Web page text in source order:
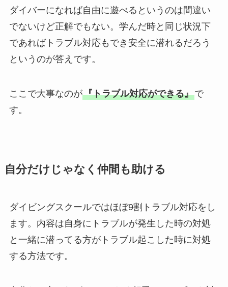
ダイバーになれば自由に遊べるというのは間違い
でないけど正解でもない。学んだ時と同じ状況下
であればトラブル対応もでき安全に潜れるだろう
というのが答えです。
ここで大事なのが『トラブル対応ができる』で
す。
自分だけじゃなく仲間も助ける
ダイビングスクールではほぼ9割トラブル対応をし
ます。内容は自身にトラブルが発生した時の対処
と一緒に潜ってる方がトラブル起こした時に対処
する方法です。